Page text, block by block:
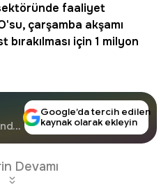
faaliyet
'su, çarşamba akşamı
bırakılması için 1 milyon
Google’da tercih edilen
kaynak olarak ekleyin
Devamı